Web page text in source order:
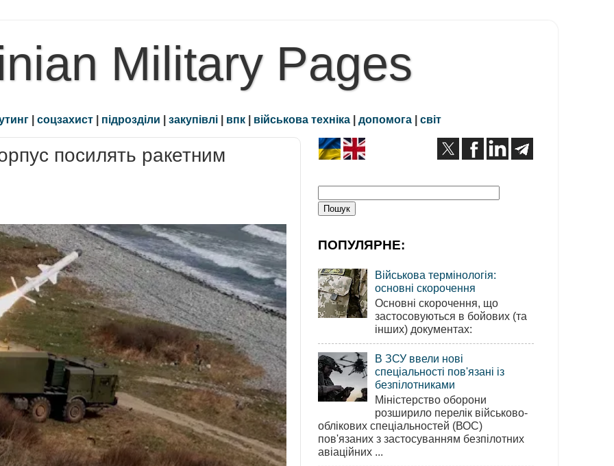
Military Pages
| соцзахист | підрозділи | закупівлі | впк | військова техніка | допомога | світ
посилять ракетним
ПОПУЛЯРНЕ:
Військова термінологія:
основні скорочення
Основні скорочення, що
застосовуються в бойових (та
інших) документах:
В ЗСУ ввели нові
спеціальності пов'язані із
безпілотниками
Міністерство оборони
розширило перелік військово-
облікових спеціальностей (ВОС)
пов'язаних з застосуванням безпілотних
авіаційних ...